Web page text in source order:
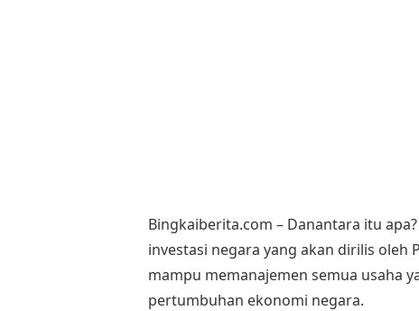
Bingkaiberita.com – Danantara itu
investasi negara yang akan dirilis oleh
mampu memanajemen semua usaha
pertumbuhan ekonomi negara.